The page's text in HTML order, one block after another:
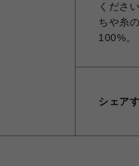
くださ
ちや糸
100%。
シェア